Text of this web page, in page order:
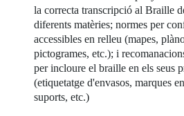
la correcta transcripció al Braille
diferents matèries; normes per
accessibles en relleu (mapes,
pictogrames, etc.); i
per incloure el braille en els seus
(etiquetatge d'envasos, marques
suports, etc.)